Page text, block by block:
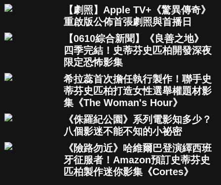
【劇照】Apple TV+《驚異傳奇》
重啟版公佈首張劇照與首播日
【0610綜合新聞】《良善之地》
四季完結！史蒂芬史匹柏開發深夜
限定恐怖影集
希拉蕊首次擔任執行製作！聯手史
蒂芬史匹柏打造女性選舉權題材影
集《The Woman's Hour》
《侏羅紀公園》系列電影知多少？
八個影迷不能不知的小祕密
《險路勿近》哈維爾巴登演繹西班
牙征服者！Amazon預訂史蒂芬史
匹柏製作迷你影集《Cortes》